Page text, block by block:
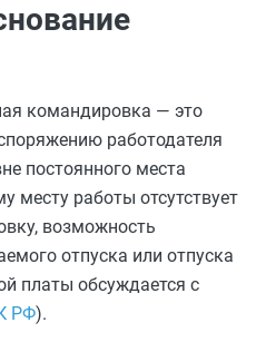
командировка — это
работодателя
постоянного места
месту работы отсутствует
возможность
отпуска или отпуска
платы обсуждается с
РФ).